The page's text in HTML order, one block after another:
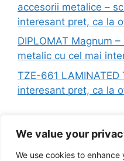
We value your
We use cookies to
accesorii metalice –
interesant pret, ca la
DIPLOMAT Magnum
metalic cu cel mai
TZE-661
interesant pret, ca la
Search